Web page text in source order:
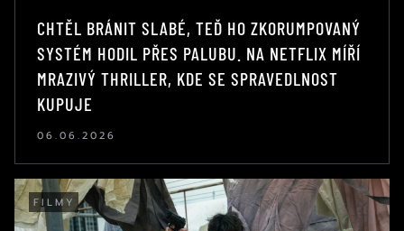
CHTĚL BRÁNIT SLABÉ, TEĎ HO ZKORUMPOVANÝ
SYSTÉM HODIL PŘES PALUBU. NA NETFLIX MÍŘÍ
MRAZIVÝ THRILLER, KDE SE SPRAVEDLNOST
KUPUJE
06.06.2026
FILMY